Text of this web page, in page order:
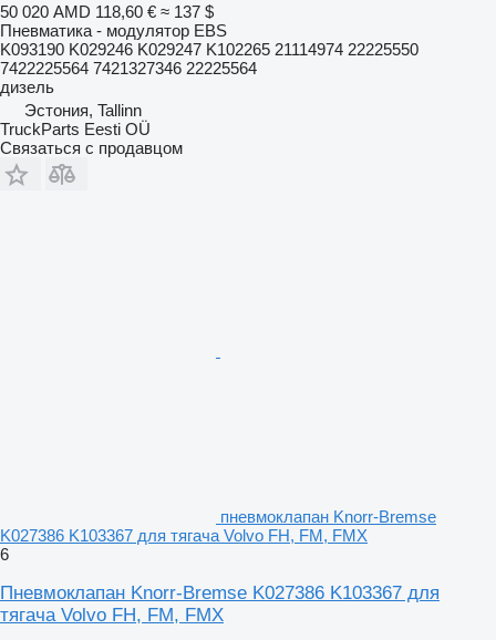
50 020 AMD 118,60 € ≈ 137 $
Пневматика - модулятор EBS
K093190 K029246 K029247 K102265 21114974 22225550
7422225564 7421327346 22225564
дизель
Эстония, Tallinn
TruckParts Eesti OÜ
Связаться с продавцом
пневмоклапан Knorr-Bremse
K027386 K103367 для тягача Volvo FH, FM, FMX
6
Пневмоклапан Knorr-Bremse K027386 K103367 для
тягача Volvo FH, FM, FMX